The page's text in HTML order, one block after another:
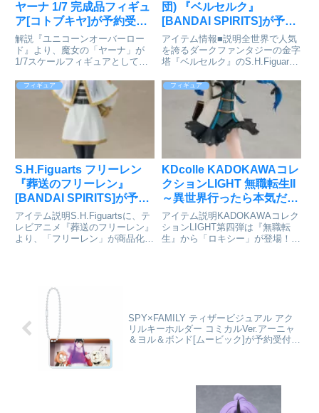
ヤーナ 1/7 完成品フィギュ
ア[コトブキヤ]が予約受付
開始
解説『ユニコーンオーバーロー
ド』より、魔女の「ヤーナ」が
1/7スケールフィギュアとして登
でこだわって立体化しました。ヤ
ーナのミステリアスな表情も魅力
を最大限に引き出しています。帽
子はマグネットで着脱可能。また
団) 『ベルセルク』
[BANDAI SPIRITS]が予約
受付中
アイテム情報■説明全世界で人気
を誇るダークファンタジーの金字
塔『ベルセルク』のS.H.Figuarts
突入。第1弾として鷹の団最強の
剣士「ガッツ」がS.H.Figuartsに
登場。ベルセルク_S.H.Figua...
フィギュア
S.H.Figuarts フリーレン
『葬送のフリーレン』
[BANDAI SPIRITS]が予約
受付開始
アイテム説明S.H.Figuartsに、テ
レビアニメ『葬送のフリーレン』
より、「フリーレン」が商品化！
用表情パーツ...
フィギュア
KDcolle KADOKAWAコレ
クションLIGHT 無職転生II
～異世界行ったら本気だす
～ ロキシー・ミグルディ
ア 完成品フィギュア
[KADOKAWA]が予約受付
アイテム説明KADOKAWAコレク
ションLIGHT第四弾は『無職転
生』から「ロキシー」が登場！
SPY×FAMILY ティザービジュアル アク
リルキーホルダー コミカルVer.アーニャ
＆ヨル＆ボンド[ムービック]が予約受付開